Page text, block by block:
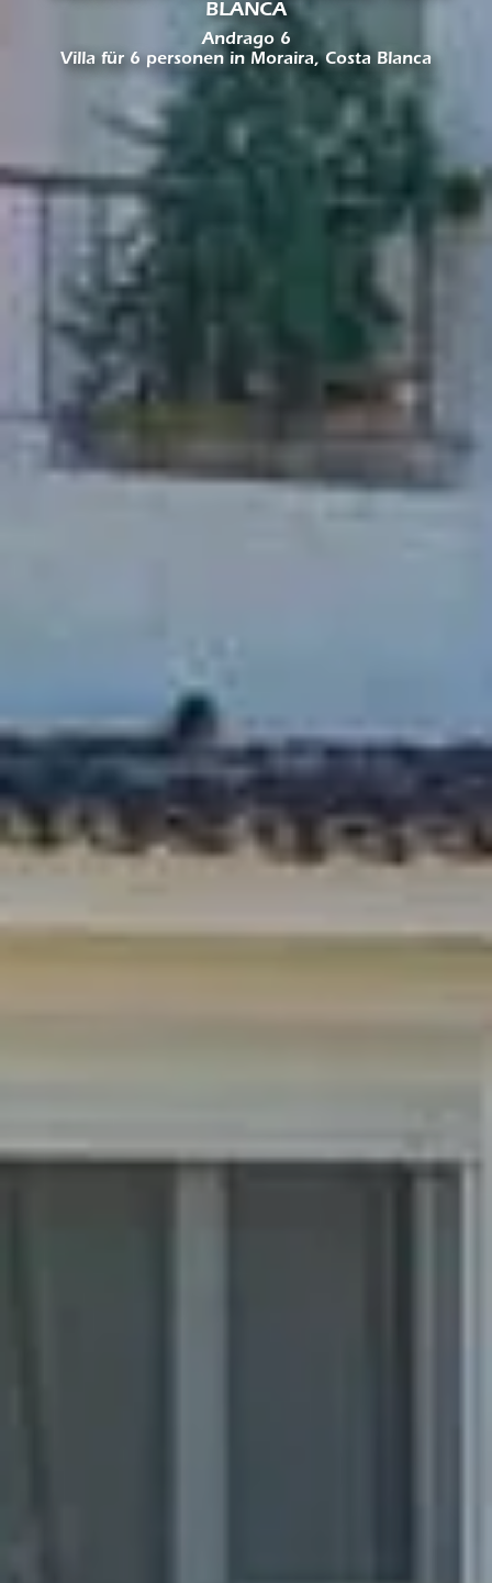
BLANCA
Andrago 6
Villa für 6 personen in Moraira, Costa Blanca